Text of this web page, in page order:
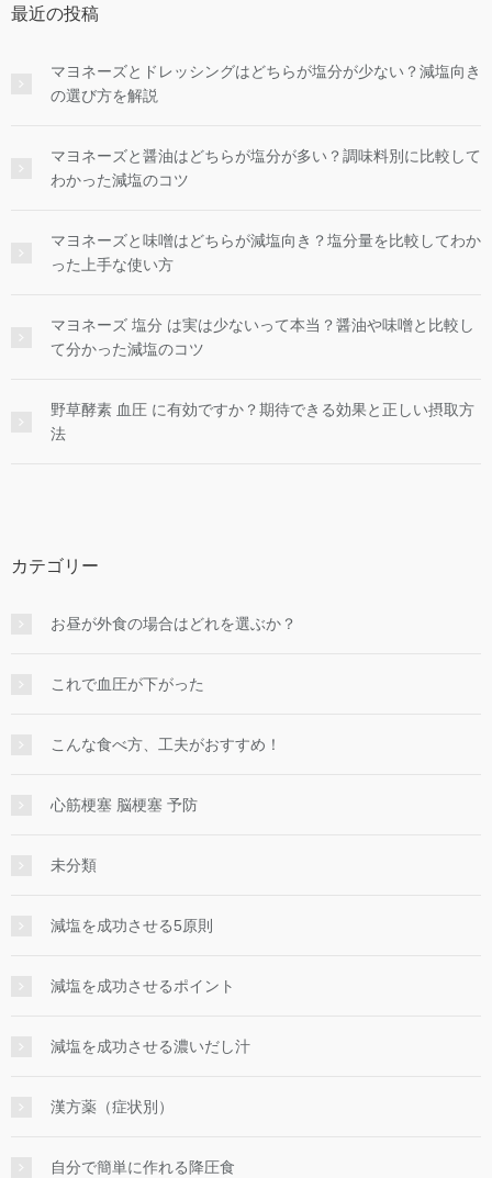
最近の投稿
マヨネーズとドレッシングはどちらが塩分が少ない？減塩向き
の選び方を解説
マヨネーズと醤油はどちらが塩分が多い？調味料別に比較して
わかった減塩のコツ
マヨネーズと味噌はどちらが減塩向き？塩分量を比較してわか
った上手な使い方
マヨネーズ 塩分 は実は少ないって本当？醤油や味噌と比較し
て分かった減塩のコツ
野草酵素 血圧 に有効ですか？期待できる効果と正しい摂取方
法
カテゴリー
お昼が外食の場合はどれを選ぶか？
これで血圧が下がった
こんな食べ方、工夫がおすすめ！
心筋梗塞 脳梗塞 予防
未分類
減塩を成功させる5原則
減塩を成功させるポイント
減塩を成功させる濃いだし汁
漢方薬（症状別）
自分で簡単に作れる降圧食